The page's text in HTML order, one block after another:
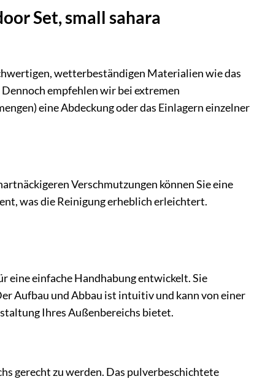
Set, small sahara
wetterbeständigen Materialien wie das
empfehlen wir bei extremen
eine Abdeckung oder das Einlagern einzelner
Verschmutzungen können Sie eine
was die Reinigung erheblich erleichtert.
eine einfache Handhabung entwickelt. Sie
Aufbau und Abbau ist intuitiv und kann von einer
Ihres Außenbereichs bietet.
gerecht zu werden. Das pulverbeschichtete